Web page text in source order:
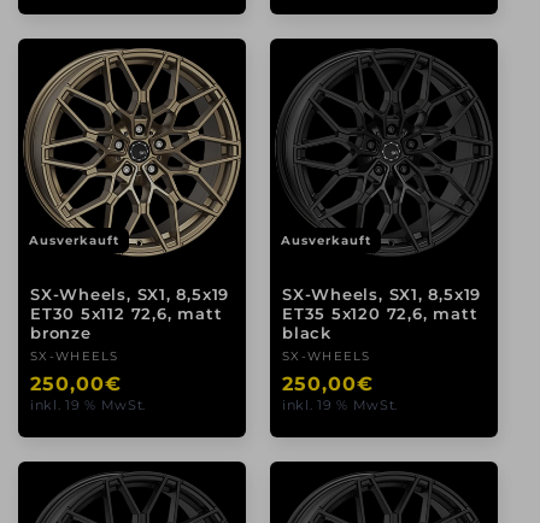
Ausverkauft
SX-Wheels, SX1, 8,5x19
ET30 5x112 72,6, matt
bronze
Anbieter:
SX-WHEELS
Normaler
Preis
250,00€
inkl. 19 % MwSt.
Ausverkauft
SX-Wheels, SX1, 8,5x19
ET35 5x120 72,6, matt
black
Anbieter:
SX-WHEELS
Normaler
Preis
250,00€
inkl. 19 % MwSt.